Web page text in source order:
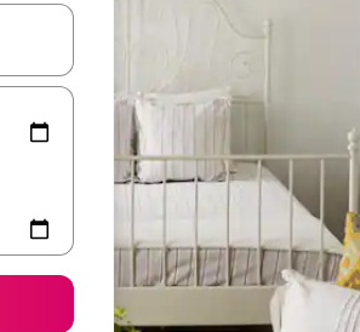
vers le haut et vers le bas pour les